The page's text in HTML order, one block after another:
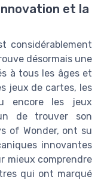
et la
considérablement
désormais une
à tous les âges et
jeux de cartes, les
encore les jeux
de trouver son
of Wonder, ont su
innovantes
mieux comprendre
qui ont marqué